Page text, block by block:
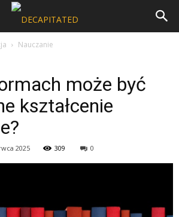
Nauczanie
może być
kształcenie
2025 309 0